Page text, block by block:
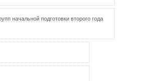
начальной подготовки второго года